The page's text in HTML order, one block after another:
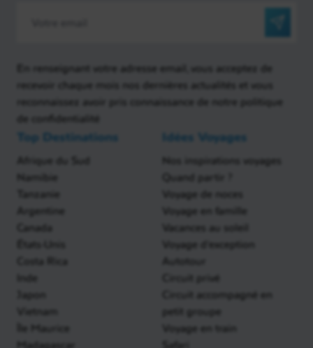
En renseignant votre adresse email, vous acceptez de
recevoir chaque mois nos dernières actualités et vous
reconnaissez avoir pris connaissance de notre politique
de confidentialité
Top Destinations
Afrique du Sud
Namibie
Tanzanie
Argentine
Canada
États-Unis
Costa Rica
Inde
Japon
Vietnam
Île Maurice
Madagascar
Idées Voyages
Nos inspirations voyages
Quand partir ?
Voyage de noces
Voyage en famille
Vacances au soleil
Voyage d'exception
Autotour
Circuit privé
Circuit accompagné en
petit groupe
Voyage en train
Safari